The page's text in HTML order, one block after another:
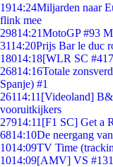
1914:24Miljarden naar
flink mee
29814:21MotoGP #93
3114:20Prijs Bar le duc
18014:18[WLR SC
26814:16Totale
Spanje) #1
26114:11 [Videoland]
vooruitkijkers
27914:11 [F1 SC] Get a
6814:10De neergang
1014:09TV Time
1014:09[AMV] VS